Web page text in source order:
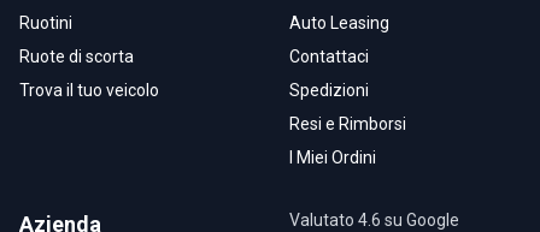
Ruotini
Ruote di scorta
Trova il tuo veicolo
Auto Leasing
Contattaci
Spedizioni
Resi e Rimborsi
I Miei Ordini
Azienda Valutato 4.6 su Google